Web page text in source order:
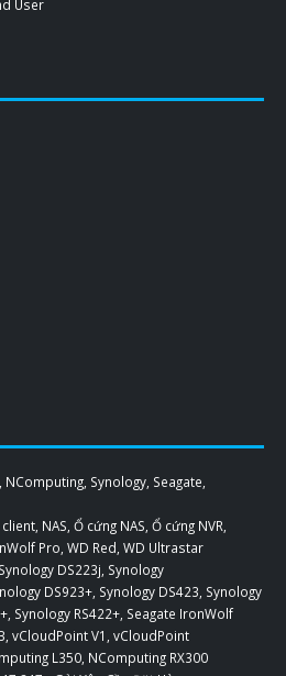
User
, NComputing, Synology, Seagate,
client, NAS, Ổ cứng NAS, Ổ cứng NVR,
Pro, WD Red, WD Ultrastar
Synology DS223j, Synology
DS923+, Synology DS423, Synology
, Synology RS422+, Seagate IronWolf
, vCloudPoint V1, vCloudPoint
L350, NComputing RX300